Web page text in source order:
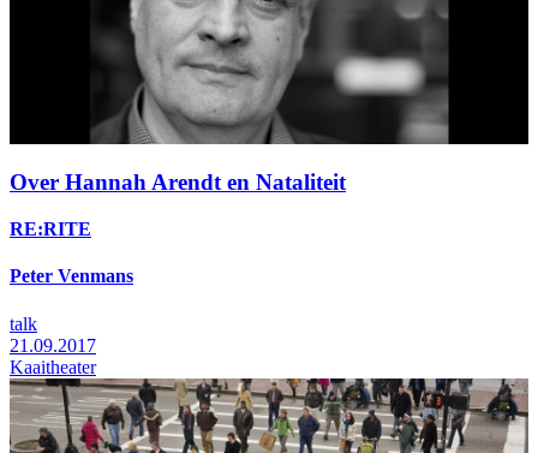
Over Hannah Arendt en Nataliteit
RE:RITE
Peter Venmans
talk
21.09.2017
Kaaitheater